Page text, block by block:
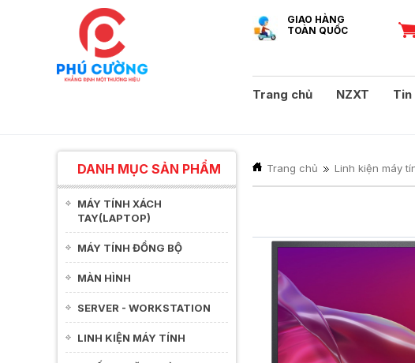
GIAO HÀNG
TOÀN QUỐC
Trang chủ NZXT
DANH MỤC SẢN PHẨM
MÁY TÍNH XÁCH
TAY(LAPTOP)
MÁY TÍNH ĐỒNG BỘ
MÀN HÌNH
SERVER - WORKSTATION
LINH KIỆN MÁY TÍNH
Trang chủ Linh kiện máy